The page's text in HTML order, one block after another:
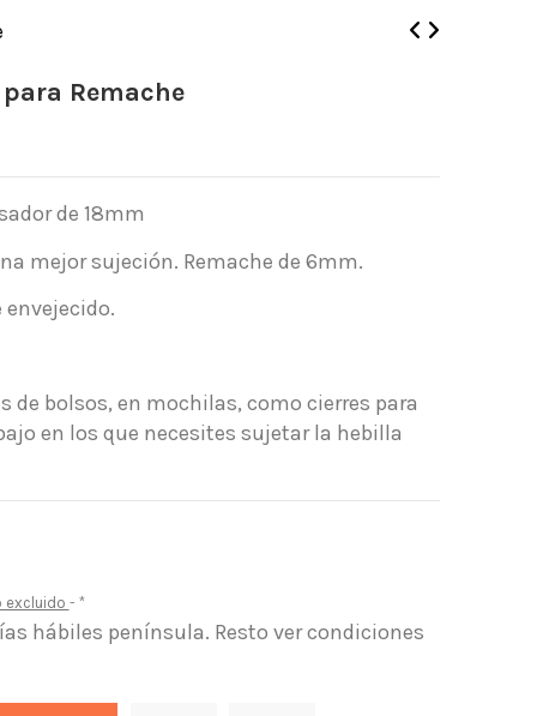
Remache
de 18mm
mejor sujeción. Remache de 6mm.
de bolsos, en mochilas, como cierres para
en los que necesites sujetar la hebilla
excluido *
hábiles península. Resto ver condiciones